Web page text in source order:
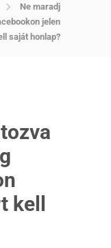
Ne maradj
jelen
saját honlap?
kell